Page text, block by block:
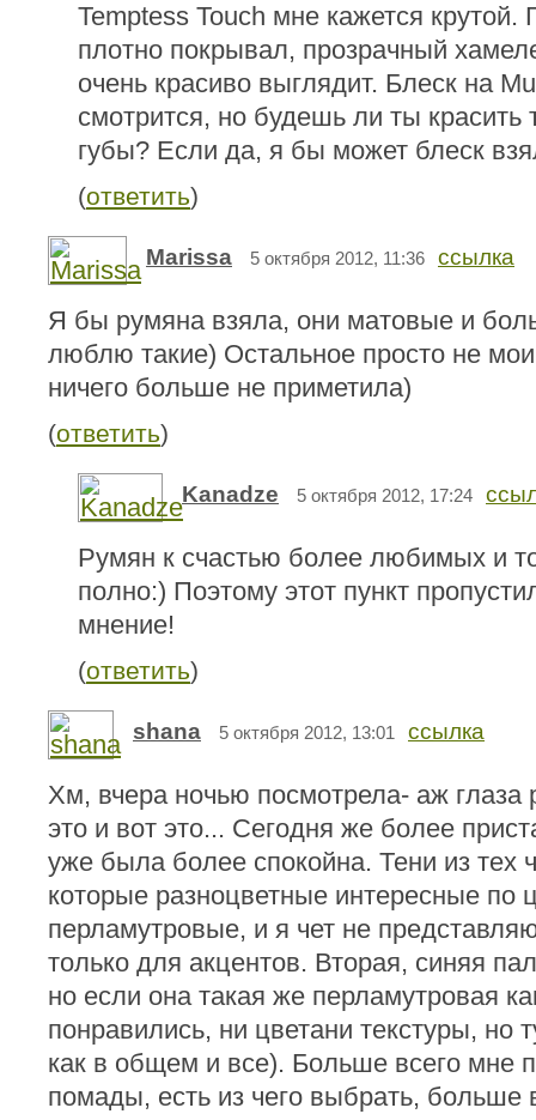
Temptess Touch мне кажется крутой.
плотно покрывал, прозрачный
очень красиво выглядит. Блеск на
смотрится, но будешь ли ты красить
губы? Если да, я бы может блеск
(ответить)
Marissa 5 октября 2012, 11:36 ссылка
Я бы румяна взяла, они матовые и
люблю такие) Остальное просто не
ничего больше не приметила)
(ответить)
Kanadze 5 октября 2012, 17:24
Румян к счастью более любимых и
полно:) Поэтому этот пункт
мнение!
(ответить)
shana 5 октября 2012, 13:01 ссылка
Хм, вчера ночью посмотрела- аж глаза
это и вот это... Сегодня же более
уже была более спокойна. Тени из тех
которые разноцветные интересные по
перламутровые, и я чет не
только для акцентов. Вторая, синяя
но если она такая же перламутровая
понравились, ни цветани текстуры, но
как в общем и все). Больше всего мне
помады, есть из чего выбрать, больше